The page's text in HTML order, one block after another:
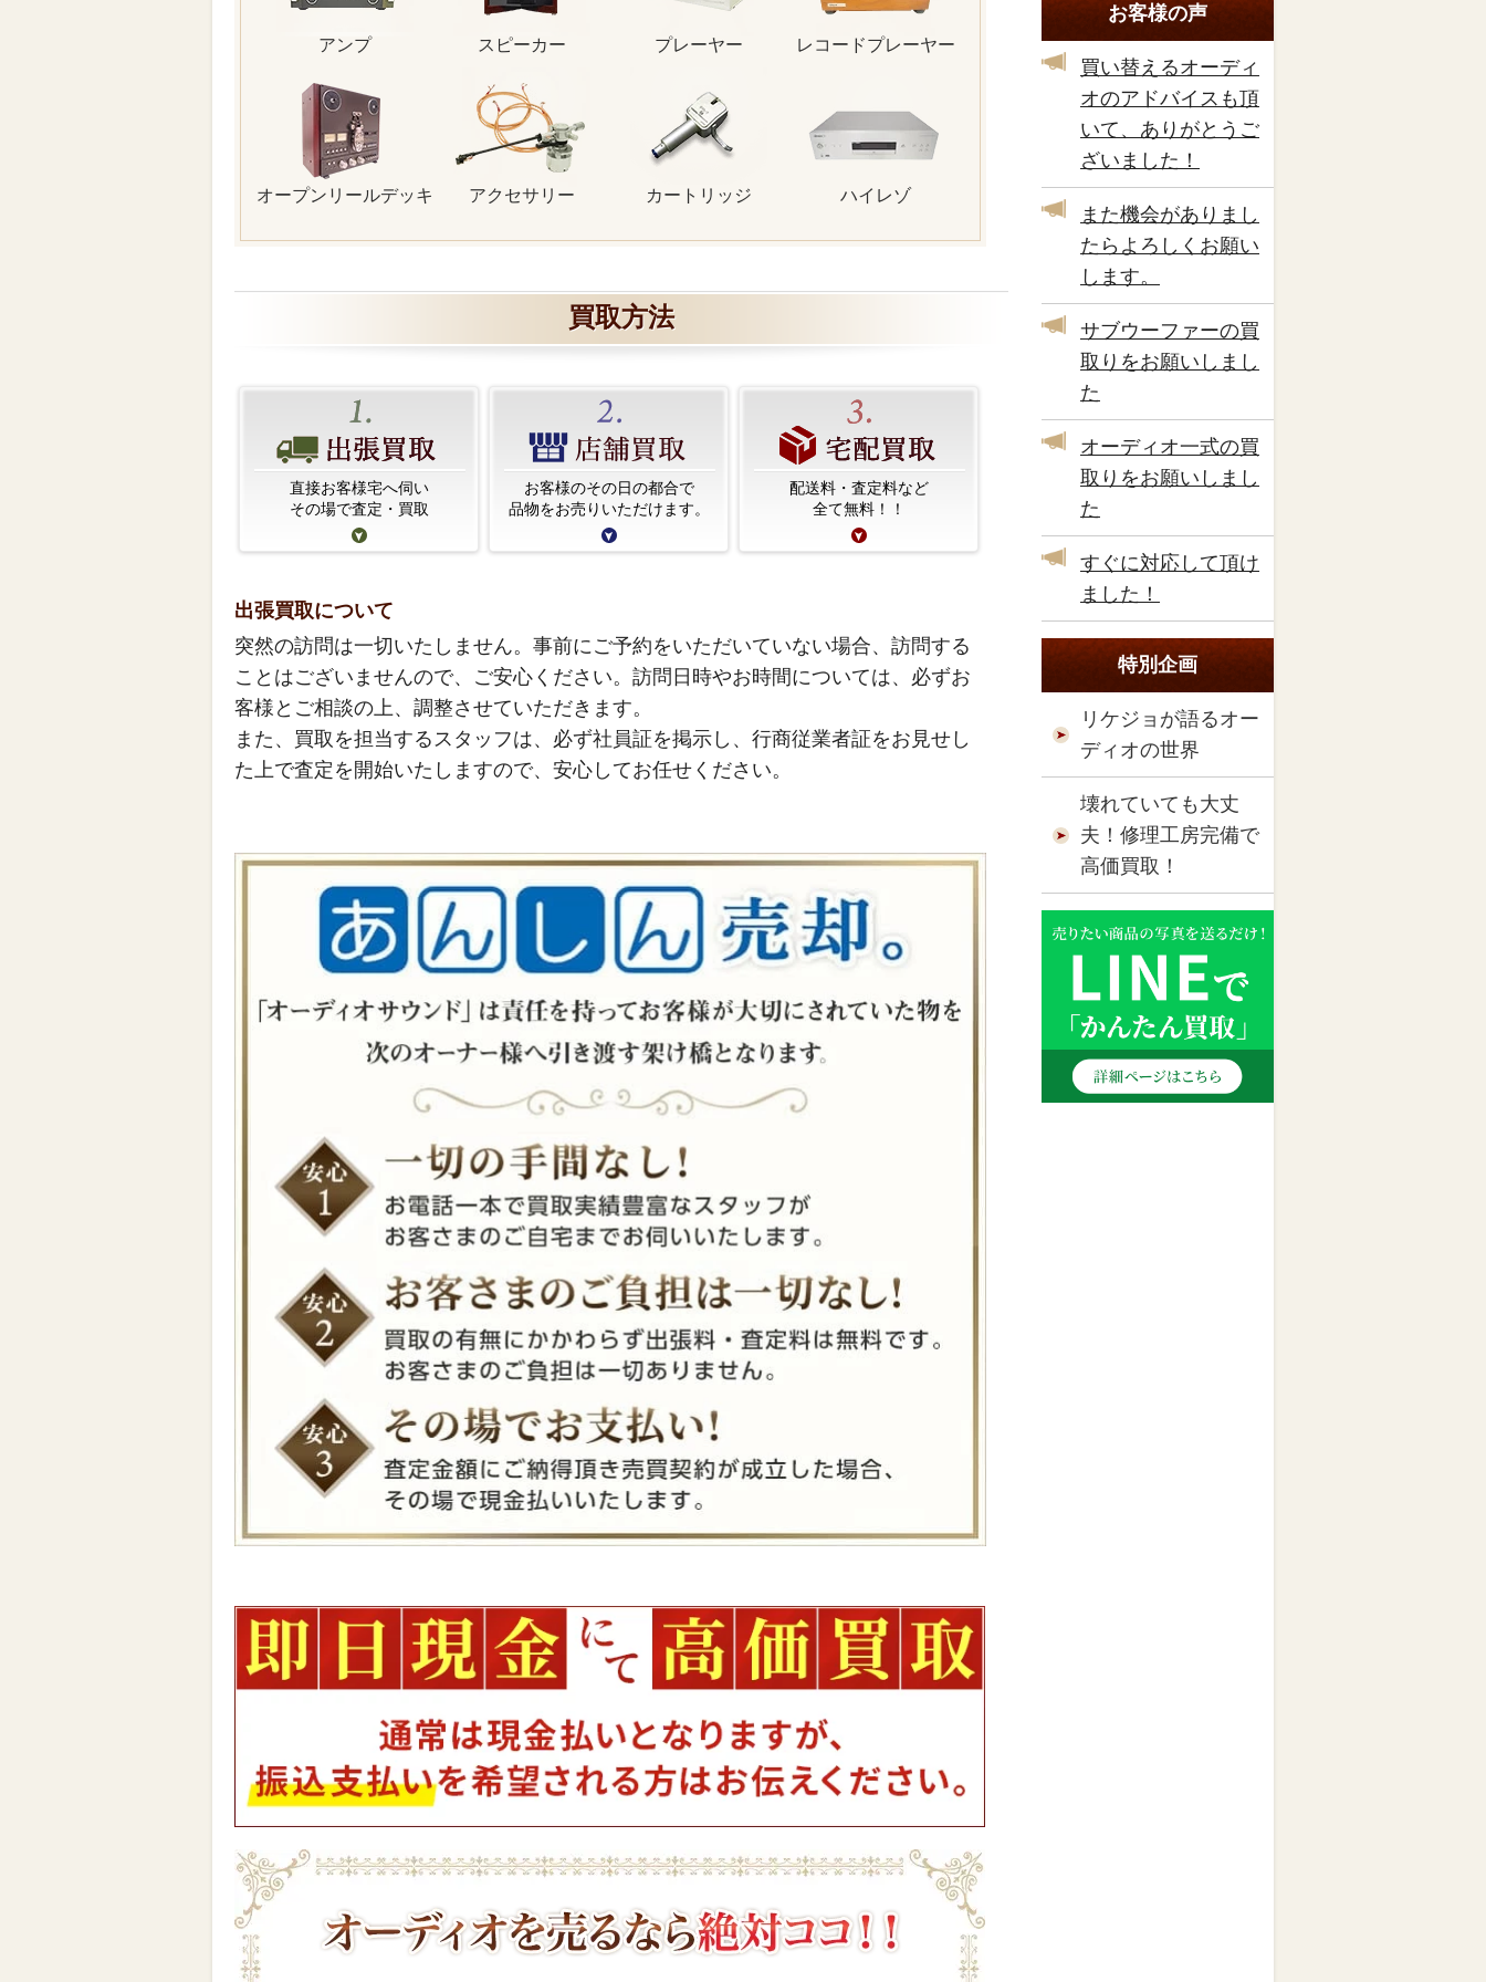
アンプ スピーカー プレーヤー レコードプレーヤー
オープンリールデッキ アクセサリー カートリッジ ハイレゾ
買取方法
直接お客様宅へ伺い
その場で査定・買取
お客様のその日の都合で
品物をお売りいただけます。
配送料・査定料など
全て無料！！
出張買取について
突然の訪問は一切いたしません。事前にご予約をいただいていない場合、訪問する
ことはございませんので、ご安心ください。訪問日時やお時間については、必ずお
客様とご相談の上、調整させていただきます。
また、買取を担当するスタッフは、必ず社員証を掲示し、行商従業者証をお見せし
た上で査定を開始いたしますので、安心してお任せください。
お客様の声
買い替えるオーディ
オのアドバイスも頂
いて、ありがとうご
ざいました！
また機会がありまし
たらよろしくお願い
します。
サブウーファーの買
取りをお願いしまし
た
オーディオ一式の買
取りをお願いしまし
た
すぐに対応して頂け
ました！
特別企画
リケジョが語るオー
ディオの世界
壊れていても大丈
夫！修理工房完備で
高価買取！